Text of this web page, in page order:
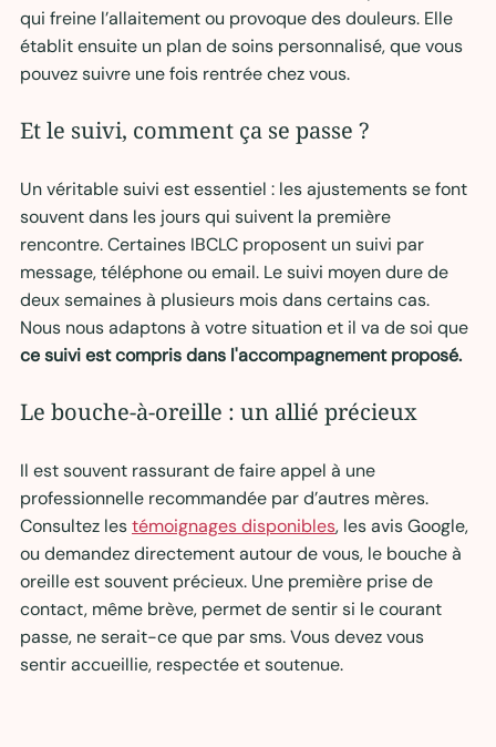
qui freine l’allaitement ou provoque des douleurs. Elle
établit ensuite un plan de soins personnalisé, que vous
pouvez suivre une fois rentrée chez vous.
Et le suivi, comment ça se passe ?
Un véritable suivi est essentiel : les ajustements se font
souvent dans les jours qui suivent la première
rencontre. Certaines IBCLC proposent un suivi par
message, téléphone ou email. Le suivi moyen dure de
deux semaines à plusieurs mois dans certains cas.
Nous nous adaptons à votre situation et il va de soi que
ce suivi est compris dans l'accompagnement proposé.
Le bouche-à-oreille : un allié précieux
Il est souvent rassurant de faire appel à une
professionnelle recommandée par d’autres mères.
Consultez les témoignages disponibles, les avis Google,
ou demandez directement autour de vous, le bouche à
oreille est souvent précieux. Une première prise de
contact, même brève, permet de sentir si le courant
passe, ne serait-ce que par sms. Vous devez vous
sentir accueillie, respectée et soutenue.